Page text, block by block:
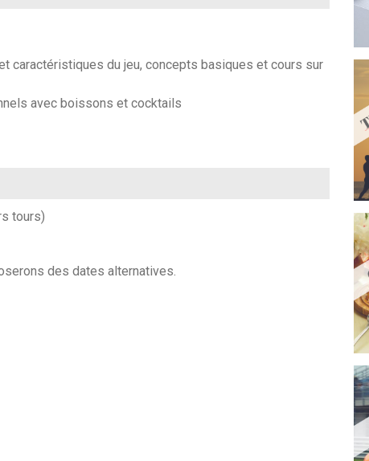
caractéristiques du jeu, concepts basiques et cours sur
avec boissons et cocktails
tours)
des dates alternatives.